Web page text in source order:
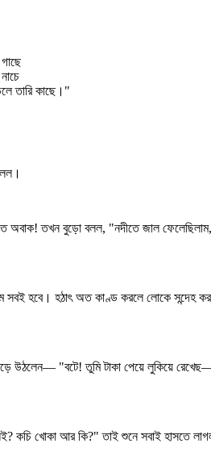
তারি কাছে।"
তখন বুড়ো বলল, "নদীতে জাল
হবে। হঠাৎ অত কাণ্ড করলে লোকে সন্দেহ
"বটে! তুমি টাকা পেয়ে লুকিয়ে রেখেছ—
কচি খোকা আর কি?" তাই শুনে সবাই হাসতে